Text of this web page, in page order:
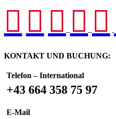
    
KONTAKT UND BUCHUNG:
Telefon – International
+43 664 358 75 97
E-Mail